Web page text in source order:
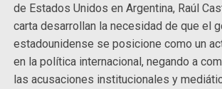
de Estados Unidos en Argentina, Raúl
carta desarrollan la necesidad de que el
estadounidense se posicione como un
en la política internacional, negando a
las acusaciones institucionales y